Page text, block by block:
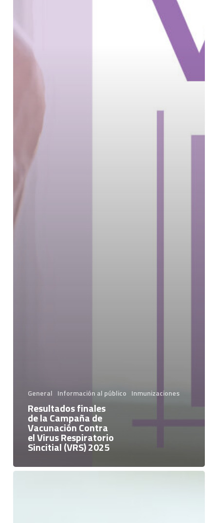
General Información al público Inmunizaciones
Resultados finales
de la Campaña de
Vacunación Contra
el Virus Respiratorio
Sincitial (VRS) 2025